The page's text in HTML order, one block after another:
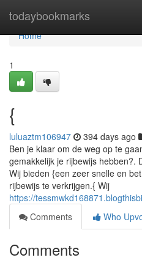
todaybookmarks
Home
Home
1
{
luluaztm106947 394 days ago
Ben je klaar om de weg op te
gemakkelijk je rijbewijs hebben?.
Wij bieden {een zeer snelle en
rijbewijs te verkrijgen.{ Wij
https://
Comments
Who
Comments